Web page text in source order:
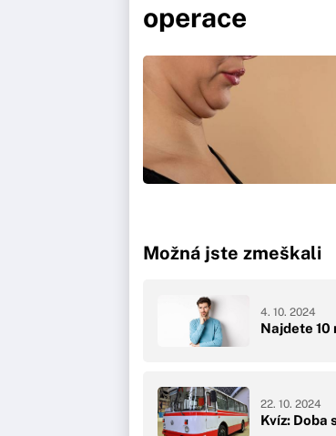
operace
Možná jste zmeškali
Najdete 10
4. 10. 2024
Kvíz: Doba
22. 10. 2024